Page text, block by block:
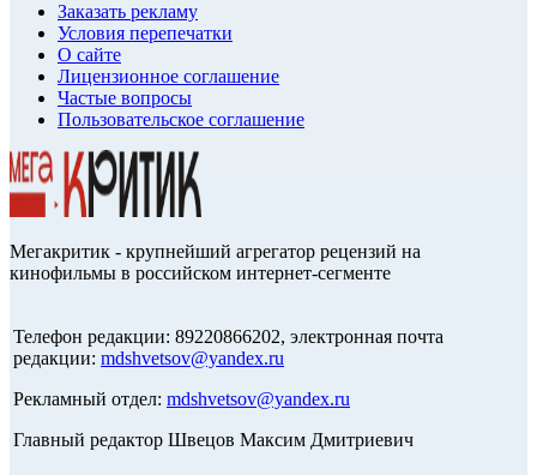
Заказать рекламу
Условия перепечатки
О сайте
Лицензионное соглашение
Частые вопросы
Пользовательское соглашение
Мегакритик - крупнейший агрегатор рецензий на
кинофильмы в российском интернет-сегменте
Телефон редакции: 89220866202, электронная почта
редакции: mdshvetsov@yandex.ru
Рекламный отдел: mdshvetsov@yandex.ru
Главный редактор Швецов Максим Дмитриевич